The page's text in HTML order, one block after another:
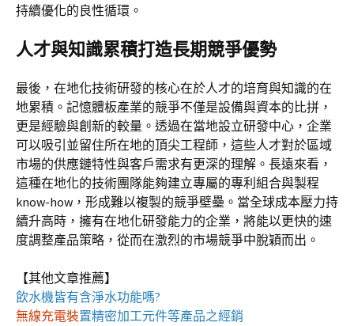
持續優化的良性循環。
人才與知識累積打造長期競爭優勢
最後，在地化技術研發的核心在於人才的培育與知識的在
地累積。記憶體板產業的競爭不僅是設備與資本的比拼，
更是經驗與創新的較量。透過在當地設立研發中心，企業
可以吸引並留住所在地的頂尖工程師，這些人才對於區域
市場的供應鏈特性與客戶需求有更深的理解。長遠來看，
這種在地化的技術團隊能夠建立專屬的專利組合與製程
know-how，形成難以複製的競爭壁壘。當全球成本壓力持
續升高時，擁有在地化研發能力的企業，將能以更快的速
度調整產品策略，從而在激烈的市場競爭中脫穎而出。
【其他文章推薦】
飲水機皆有含淨水功能嗎?
無線充電裝置精密加工元件等產品之經銷